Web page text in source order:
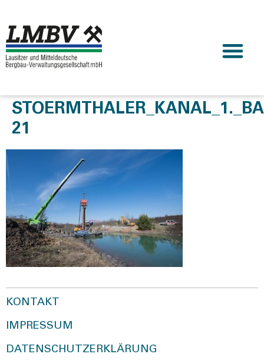
21
KONTAKT
IMPRESSUM
DATENSCHUTZERKLÄRUNG